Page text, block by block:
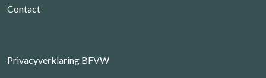
Contact
Privacyverklaring BFVW